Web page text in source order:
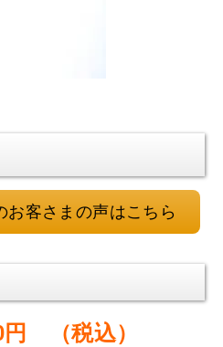
客さまの声はこちら
（税込）